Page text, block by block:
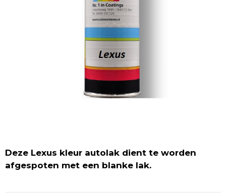
Deze Lexus kleur autolak dient te worden
afgespoten met een blanke lak.